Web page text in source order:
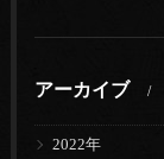
アーカイブ
2022年